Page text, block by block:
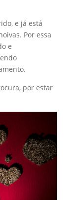
e já está
Por essa
e
por estar